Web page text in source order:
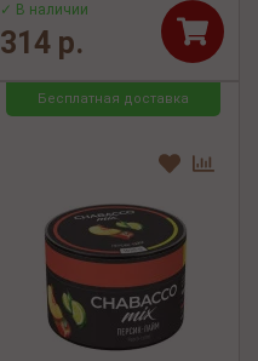
✓ В наличии
314 р.
Бесплатная доставка